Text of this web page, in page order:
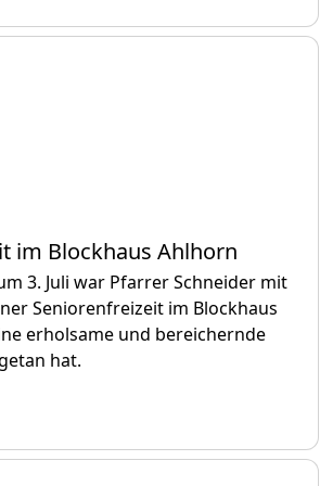
im Blockhaus Ahlhorn
3. Juli war Pfarrer Schneider mit
Seniorenfreizeit im Blockhaus
erholsame und bereichernde
hat.